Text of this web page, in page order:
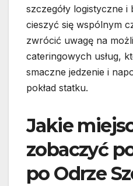
szczegóły logistyczne i
cieszyć się wspólnym
zwrócić uwagę na
cateringowych usług,
smaczne jedzenie i
pokład statku.
Jakie
zobaczyć
po Odrze